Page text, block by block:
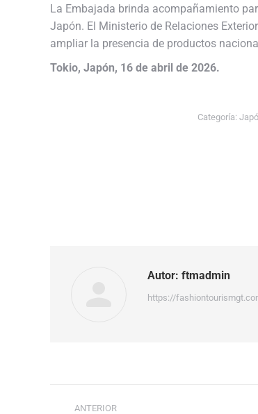
La Embajada brinda acompañamiento
Japón. El Ministerio de Relaciones
ampliar la presencia de productos
Tokio, Japón, 16 de abril de 2026.
Categoría:
Autor: ftmadmin
https://
Navegación
ANTERIOR